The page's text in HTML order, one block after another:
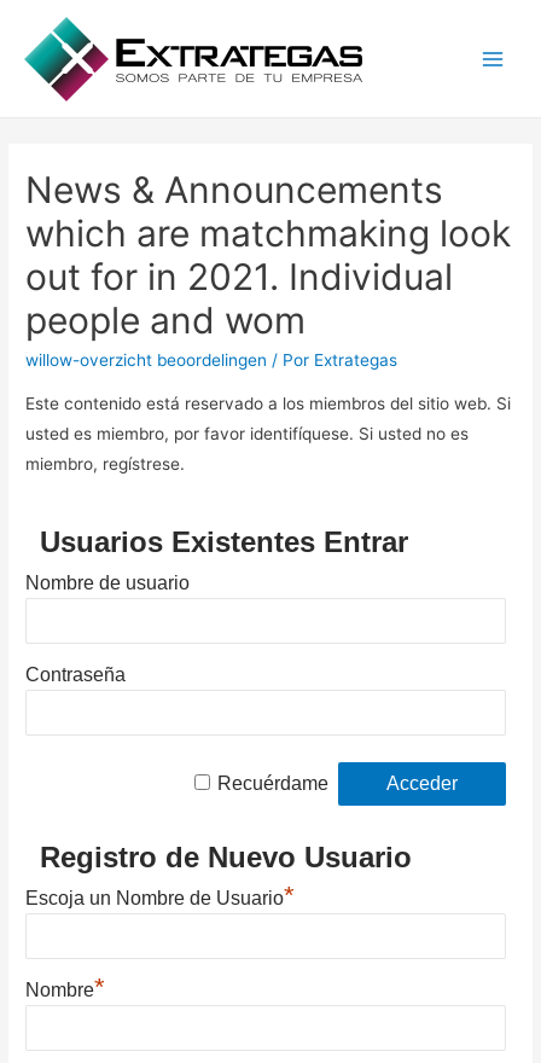
News & Announcements
which are matchmaking look
out for in 2021. Individual
people and wom
willow-overzicht beoordelingen / Por Extrategas
Este contenido está reservado a los miembros del sitio web. Si
usted es miembro, por favor identifíquese. Si usted no es
miembro, regístrese.
Usuarios Existentes Entrar
Nombre de usuario
Contraseña
Recuérdame
Registro de Nuevo Usuario
Escoja un Nombre de Usuario*
Nombre*